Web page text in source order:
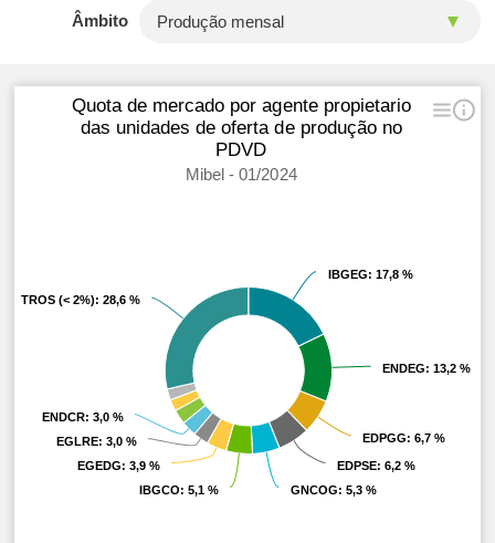
Âmbito
Quota de mercado por agente propietario
das unidades de oferta de produção no
PDVD
Mibel - 01/2024
IBGEG: 17,8 %
IBGEG: 17,8 %
ENDEG: 13,2 %
ENDEG: 13,2 %
EDPGG: 6,7 %
EDPGG: 6,7 %
EDPSE: 6,2 %
EDPSE: 6,2 %
GNCOG: 5,3 %
GNCOG: 5,3 %
IBGCO: 5,1 %
IBGCO: 5,1 %
EGEDG: 3,9 %
EGEDG: 3,9 %
EGLRE: 3,0 %
EGLRE: 3,0 %
ENDCR: 3,0 %
ENDCR: 3,0 %
OTROS (< 2%): 28,6 %
OTROS (< 2%): 28,6 %